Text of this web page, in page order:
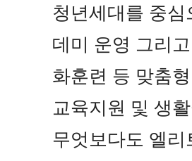
청년세대를 중
데미 운영 그리
화훈련 등 맞춤
교육지원 및 생
무엇보다도 엘